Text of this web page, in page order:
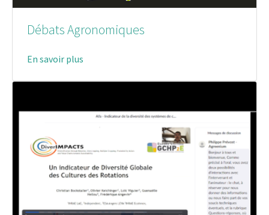
Débats Agronomiques
En savoir plus